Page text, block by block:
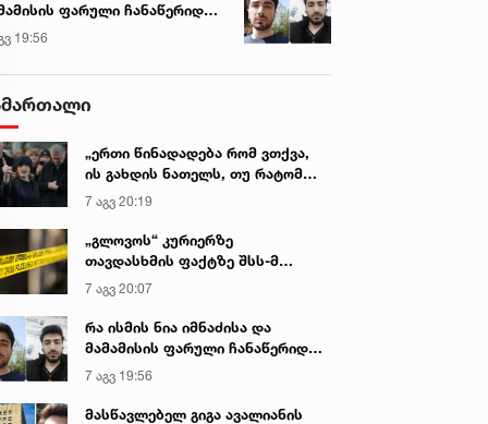
ფარული ჩანაწერიდან
ავალიანის მკვლელობის
19:56
„ერთი წინადადება რომ ვთქვა,
ის გახდის ნათელს, თუ რატომ
იყო ნია იმნაძე წამქეზებელი...“ -
გიგა ავალიანის დედა
7 აგვ 20:19
„გლოვოს“ კურიერზე
თავდასხმის ფაქტზე შსს-მ
გამოძიება დაიწყო
7 აგვ 20:07
რა ისმის ნია იმნაძისა და
მამამისის ფარული ჩანაწერიდან
- გიგა ავალიანის მკვლელობის
საქმე
7 აგვ 19:56
მასწავლებელ გიგა ავალიანის